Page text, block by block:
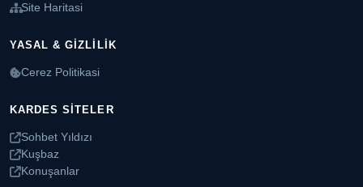
Site Haritasi
YASAL & GIZLILIK
Cerez Politikasi
KARDES SITELER
Sohbet Yıldızı
Kuşbaz
Konuşanlar